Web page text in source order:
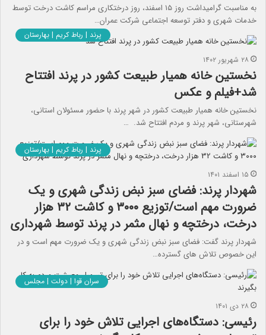
به مناسبت گرامیداشت روز ۱۵ اسفند، روز درختکاری مراسم کاشت درخت توسط
خدمات شهری و دفتر توسعه اجتماعی شرکت عمران…
پرند | رباط کریم | بهارستان
۲۸ شهریور ۱۴۰۲
نخستین خانه همیار طبیعت کشور در پرند افتتاح
شد+فیلم و عکس
نخستین خانه همیار طبیعت کشور در شهر پرند با حضور مسئولان استانی،
شهرستانی، شهر پرند و مردم افتتاح شد. …
پرند | رباط کریم | بهارستان
۱۵ اسفند ۱۴۰۱
شهردار پرند: فضای سبز نبض زندگی شهری و یک
ضرورت مهم است/توزیع ۳۰۰۰ و کاشت ۳۲ هزار
درخت، درختچه و نهال مثمر در پرند توسط شهرداری
شهردار پرند گفت: فضای سبز نبض زندگی شهری و یک ضرورت مهم است و در
این خصوص تلاش های گسترده…
سران قوا | دولت | مجلس
۲۸ دی ۱۴۰۱
رئیسی: دستگاه‌های اجرایی تلاش خود را برای